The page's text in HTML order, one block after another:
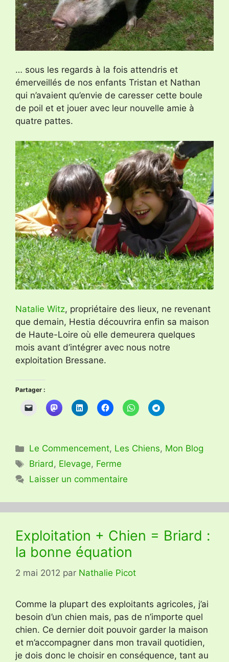
… sous les regards à la fois attendris et
émerveillés de nos enfants Tristan et Nathan
qui n’avaient qu’envie de caresser cette boule
de poil et et jouer avec leur nouvelle amie à
quatre pattes.
Natalie Witz, propriétaire des lieux, ne revenant
que demain, Hestia découvrira enfin sa maison
de Haute-Loire où elle demeurera quelques
mois avant d’intégrer avec nous notre
exploitation Bressane.
Partager :
Catégories
Le Commencement, Les Chiens, Mon Blog
Étiquettes
Briard, Elevage, Ferme
Laisser un commentaire
Exploitation + Chien = Briard :
la bonne équation
2 mai 2012 par Nathalie Picot
Comme la plupart des exploitants agricoles, j’ai
besoin d’un chien mais, pas de n’importe quel
chien. Ce dernier doit pouvoir garder la maison
et m’accompagner dans mon travail quotidien,
je dois donc le choisir en conséquence, tant au